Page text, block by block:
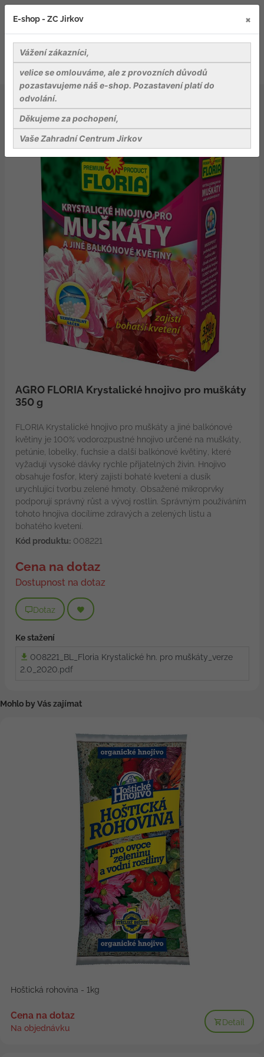
Záhradnické potřeby
AGRO FLORIA Krystalické hnojivo pro muškáty 350 g
AGRO FLORIA Krystalické hnojivo pro muškáty
350 g
FLORIA Krystalické hnojivo pro muškáty a jiné balkónové
květiny je 100% vodorozpustné hnojivo určené na muškáty,
petúnie, lobelky, fuchsie a další balkónové květiny, které
vyžadují vysoké dávky rychle přijatelných živin. Hnojivo
obsahuje fosfor, který zajistí bohaté kvetení a dusík
urychlující tvorbu zelené hmoty. Obsažené mikroprvky
podporují správný růst a vývoj rostlin. Správným používáním
tohoto hnojiva docílíme zdravých a zelených listu a
bohatého kvetení.
Kód produktu:008221
Cena na dotaz
Dostupnost na dotaz
Dotaz
Ke stažení
008221_BL_Floria Krystalické hn. pro muškáty_verze
2.0_2020.pdf
Mohlo by Vás zajímat
Hoštická rohovina - 1kg
Cena na dotaz
Na objednávku
Detail
E-shop - ZC Jirkov ×
Vážení zákazníci,
velice se omlouváme, ale z provozních důvodů
pozastavujeme náš e-shop. Pozastavení platí do
odvolání.
Děkujeme za pochopení,
Vaše Zahradní Centrum Jirkov